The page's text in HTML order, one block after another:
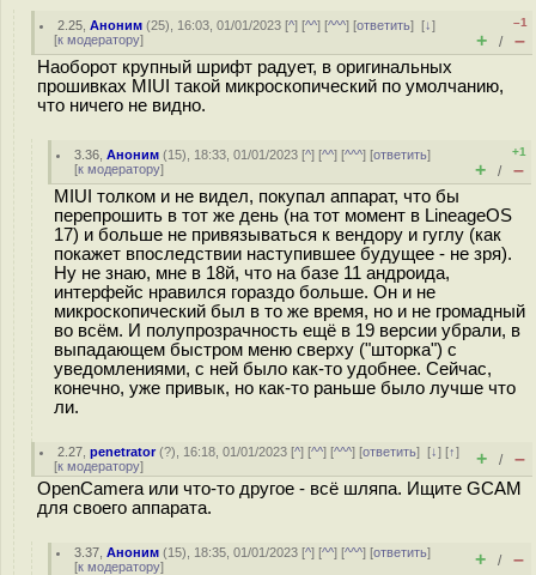
2.25 ,Аноним (25), 16:03, 01/01/2023 [^] [^^] [^^^] [ответить][↓]
[к модератору]
–1
+ / –
Наоборот крупный шрифт радует, в оригинальных
прошивках MIUI такой микроскопический по умолчанию,
что ничего не видно.
3.36 ,Аноним (15), 18:33, 01/01/2023 [^] [^^] [^^^] [ответить]
[к модератору]
+1
+ / –
MIUI толком и не видел, покупал аппарат, что бы
перепрошить в тот же день (на тот момент в LineageOS
17) и больше не привязываться к вендору и гуглу (как
покажет впоследствии наступившее будущее - не зря).
Ну не знаю, мне в 18й, что на базе 11 андроида,
интерфейс нравился гораздо больше. Он и не
микроскопический был в то же время, но и не громадный
во всём. И полупрозрачность ещё в 19 версии убрали, в
выпадающем быстром меню сверху ("шторка") с
уведомлениями, с ней было как-то удобнее. Сейчас,
конечно, уже привык, но как-то раньше было лучше что
ли.
2.27 ,penetrator(?), 16:18, 01/01/2023 [^] [^^] [^^^] [ответить][↓] [↑]
[к модератору] + / –
OpenCamera или что-то другое - всё шляпа. Ищите GCAM
для своего аппарата.
3.37 ,Аноним (15), 18:35, 01/01/2023 [^] [^^] [^^^] [ответить]
[к модератору] + / –